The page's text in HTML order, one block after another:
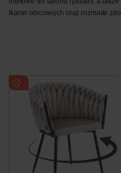
tkanin obiciowych oraz rozmaite